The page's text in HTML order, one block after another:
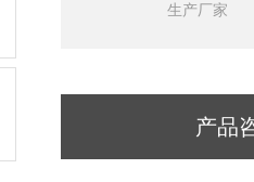
生产厂家
产品